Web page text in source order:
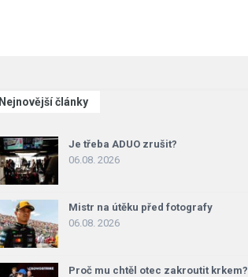
Nejnovější články
Je třeba ADUO zrušit?
06.08. 2026
Mistr na útěku před fotografy
06.08. 2026
Proč mu chtěl otec zakroutit krkem?